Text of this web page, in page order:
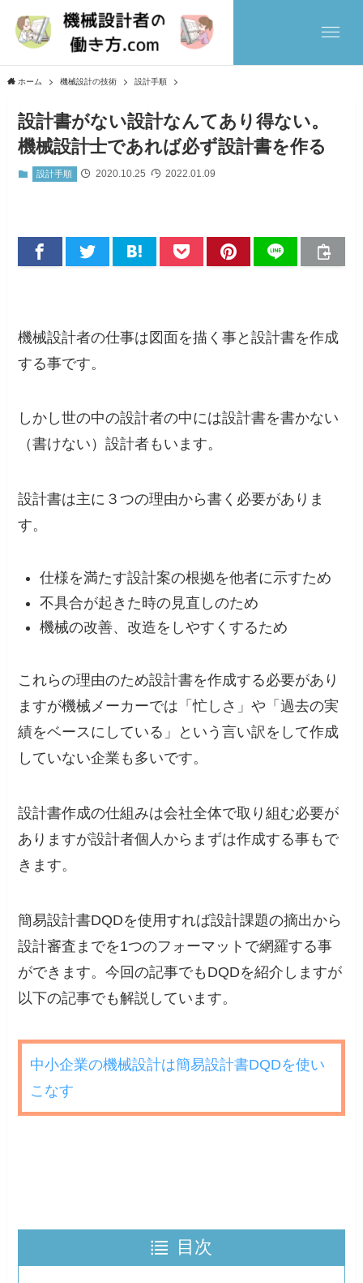
ホーム 機械設計の技術 設計手順
設計書がない設計なんてあり得ない。
機械設計士であれば必ず設計書を作る
設計手順 2020.10.25 2022.01.09
機械設計者の仕事は図面を描く事と設計書を作成
する事です。
しかし世の中の設計者の中には設計書を書かない
（書けない）設計者もいます。
設計書は主に３つの理由から書く必要がありま
す。
仕様を満たす設計案の根拠を他者に示すため
不具合が起きた時の見直しのため
機械の改善、改造をしやすくするため
これらの理由のため設計書を作成する必要があり
ますが機械メーカーでは「忙しさ」や「過去の実
績をベースにしている」という言い訳をして作成
していない企業も多いです。
設計書作成の仕組みは会社全体で取り組む必要が
ありますが設計者個人からまずは作成する事もで
きます。
簡易設計書DQDを使用すれば設計課題の摘出から
設計審査までを1つのフォーマットで網羅する事
ができます。今回の記事でもDQDを紹介しますが
以下の記事でも解説しています。
中小企業の機械設計は簡易設計書DQDを使い
こなす
目次